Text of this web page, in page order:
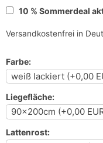
10 % Sommerdeal
Versandkostenfrei in
Farbe:
Liegefläche:
Lattenrost: